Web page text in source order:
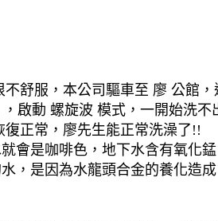
舒服，本公司驅車至 廖 公館
啟動 螺旋波 模式，一開始洗
正常，廖先生能正常洗澡了!!
會是咖啡色，地下水含有氧化
，是因為水龍頭合金的養化造